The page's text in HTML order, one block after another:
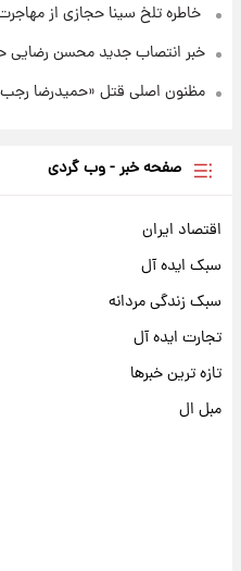
خاطره تلخ سینا حجازی از
خبر انتصاب جدید محسن
مظنون اصلی قتل «حمیدرضا
صفحه خبر - وب گردی
اقتصاد ایران
سبک ایده آل
سبک زندگی مردانه
تجارت ایده آل
تازه ترین خبرها
مبل ال